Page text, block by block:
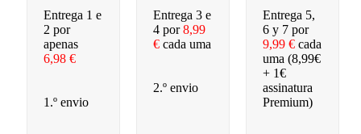
Entrega 1 e
2 por
apenas
6,98 €
1.º envio
Entrega 3 e
4 por8,99
€cada uma
2.º envio
Entrega 5,
6 y 7 por
9,99 € cada
uma (8,99€
+ 1€
assinatura
Premium)